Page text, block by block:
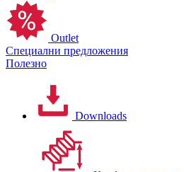
Outlet
Специални предложения
Полезно
Downloads